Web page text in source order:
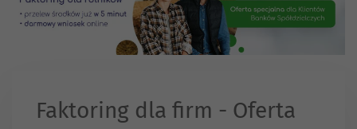
Faktoring dla firm - Oferta